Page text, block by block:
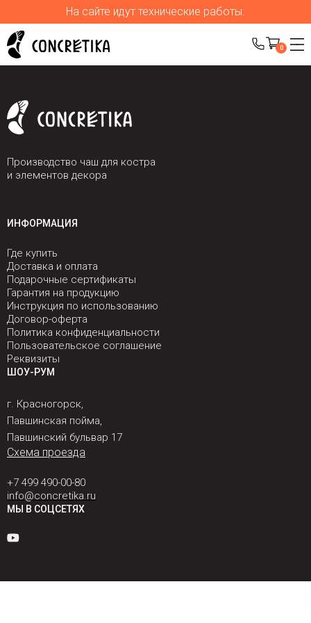
На сайте идут технические работы.
0
Производство чаш для костра
и элементов декора
ИНФОРМАЦИЯ
Где купить
Доставка и оплата
Подарочные сертификаты
Гарантия на продукцию
Инструкция по использованию
Договор-оферта
Политика конфиденциальности
Пользовательское соглашение
Реквизиты
ШОУ-РУМ
г. Красногорск,
Павшинская пойма,
Павшинский бульвар 17
Схема проезда
+7 499 490-00-80
info@concretika.ru
МЫ В СОЦСЕТЯХ